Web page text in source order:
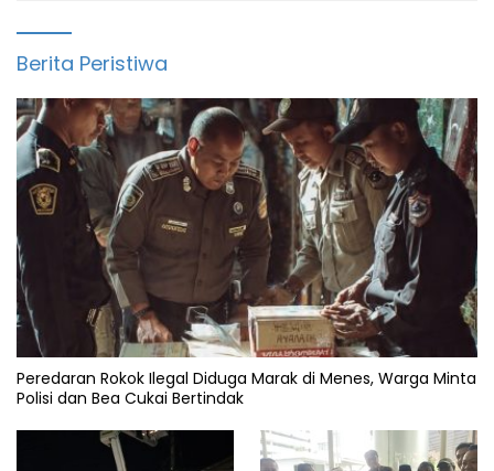
Berita Peristiwa
Peredaran Rokok Ilegal Diduga Marak di Menes, Warga Minta
Polisi dan Bea Cukai Bertindak